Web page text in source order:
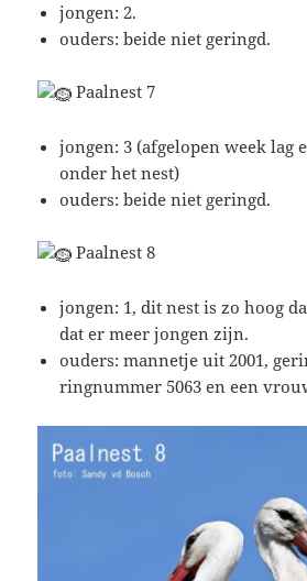
jongen: 2.
ouders: beide niet geringd.
Paalnest 7
jongen: 3 (afgelopen week lag
onder het nest)
ouders: beide niet geringd.
Paalnest 8
jongen: 1, dit nest is zo hoog
dat er meer jongen zijn.
ouders: mannetje uit 2001,
ringnummer 5063 en een